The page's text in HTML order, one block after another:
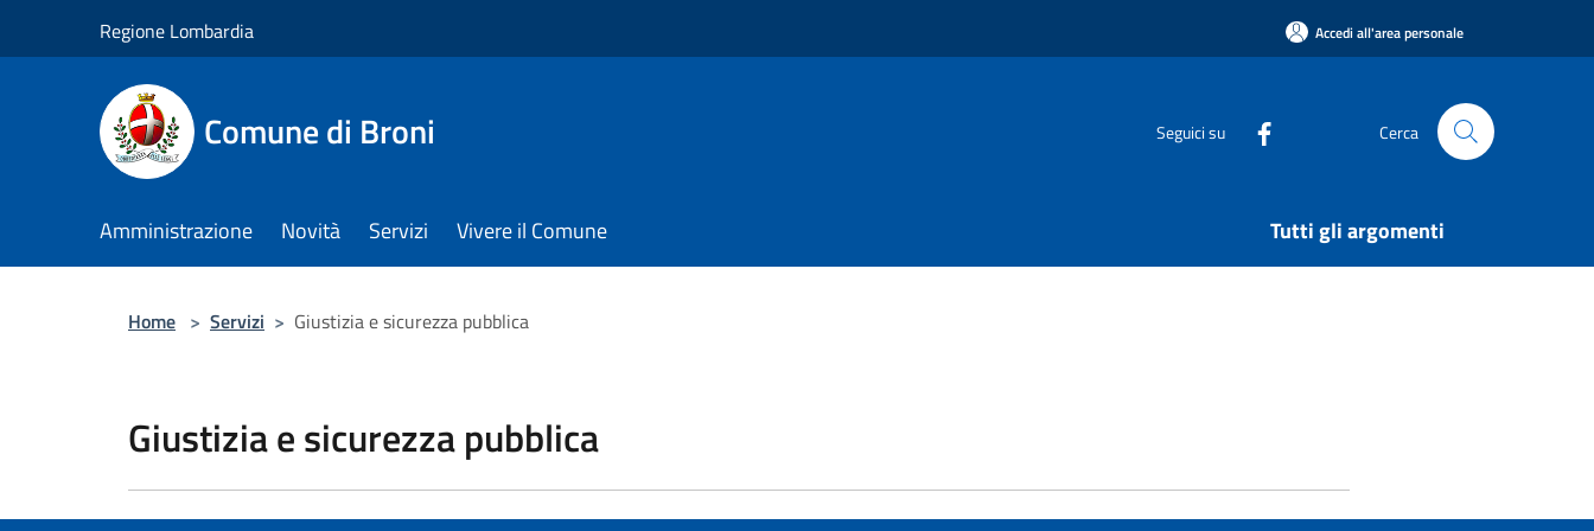
Regione Lombardia Accedi all'area personale
Comune di Broni Seguici su Cerca
Amministrazione Novità Servizi Vivere il Comune Tutti gli argomenti
Home > Servizi > Giustizia e sicurezza pubblica
Giustizia e sicurezza pubblica